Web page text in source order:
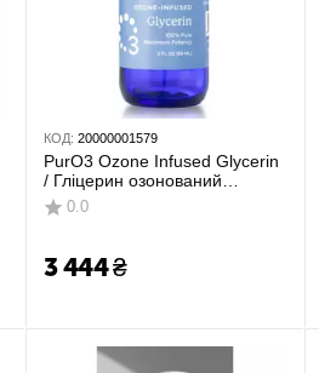
КОД: 20000001579
PurO3 Ozone Infused Glycerin
/ Гліцерин озонований
органічний 59 мл
0.0
3 444₴